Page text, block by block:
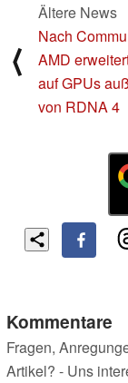
⟨
Ältere News
Nach
AMD
auf GPUs
von RDNA 4
Kommentare
Fragen,
Artikel? - Uns